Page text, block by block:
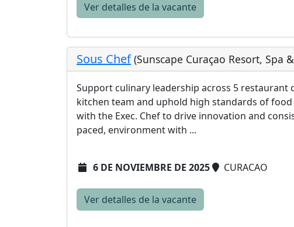
Ver detalles de la vacante
Sous Chef (Sunscape Curaçao Resort, Spa
Support culinary leadership across 5
kitchen team and uphold high standards of
with the Exec. Chef to drive innovation and
paced, environment with ...
6 DE NOVIEMBRE DE 2025 CURACAO
Ver detalles de la vacante